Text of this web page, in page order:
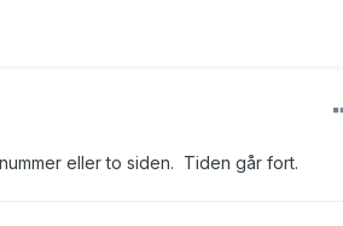
eller to siden. Tiden går fort.